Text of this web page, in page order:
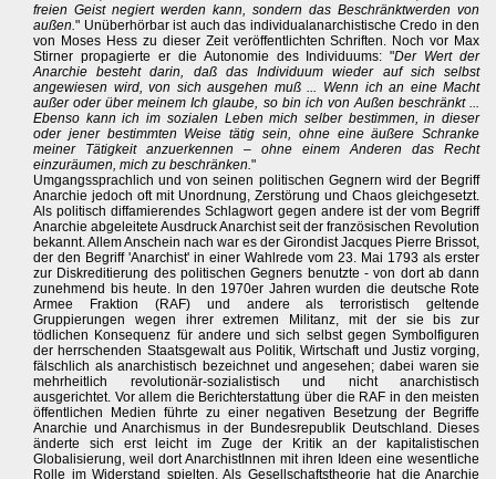
freien Geist negiert werden kann, sondern das Beschränktwerden von
außen." Unüberhörbar ist auch das individualanarchistische Credo in den
von Moses Hess zu dieser Zeit veröffentlichten Schriften. Noch vor Max
Stirner propagierte er die Autonomie des Individuums: "Der Wert der
Anarchie besteht darin, daß das Individuum wieder auf sich selbst
angewiesen wird, von sich ausgehen muß ... Wenn ich an eine Macht
außer oder über meinem Ich glaube, so bin ich von Außen beschränkt ...
Ebenso kann ich im sozialen Leben mich selber bestimmen, in dieser
oder jener bestimmten Weise tätig sein, ohne eine äußere Schranke
meiner Tätigkeit anzuerkennen – ohne einem Anderen das Recht
einzuräumen, mich zu beschränken."
Umgangssprachlich und von seinen politischen Gegnern wird der Begriff
Anarchie jedoch oft mit Unordnung, Zerstörung und Chaos gleichgesetzt.
Als politisch diffamierendes Schlagwort gegen andere ist der vom Begriff
Anarchie abgeleitete Ausdruck Anarchist seit der französischen Revolution
bekannt. Allem Anschein nach war es der Girondist Jacques Pierre Brissot,
der den Begriff 'Anarchist' in einer Wahlrede vom 23. Mai 1793 als erster
zur Diskreditierung des politischen Gegners benutzte - von dort ab dann
zunehmend bis heute. In den 1970er Jahren wurden die deutsche Rote
Armee Fraktion (RAF) und andere als terroristisch geltende
Gruppierungen wegen ihrer extremen Militanz, mit der sie bis zur
tödlichen Konsequenz für andere und sich selbst gegen Symbolfiguren
der herrschenden Staatsgewalt aus Politik, Wirtschaft und Justiz vorging,
fälschlich als anarchistisch bezeichnet und angesehen; dabei waren sie
mehrheitlich revolutionär-sozialistisch und nicht anarchistisch
ausgerichtet. Vor allem die Berichterstattung über die RAF in den meisten
öffentlichen Medien führte zu einer negativen Besetzung der Begriffe
Anarchie und Anarchismus in der Bundesrepublik Deutschland. Dieses
änderte sich erst leicht im Zuge der Kritik an der kapitalistischen
Globalisierung, weil dort AnarchistInnen mit ihren Ideen eine wesentliche
Rolle im Widerstand spielten. Als Gesellschaftstheorie hat die Anarchie